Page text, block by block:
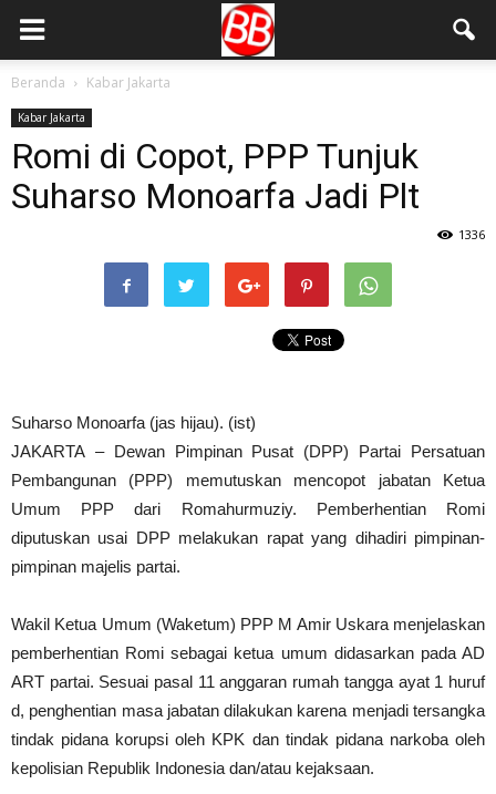
Beranda Kabar Jakarta
Kabar Jakarta
Romi di Copot, PPP Tunjuk
Suharso Monoarfa Jadi Plt
1336
Suharso Monoarfa (jas hijau). (ist)
JAKARTA – Dewan Pimpinan Pusat (DPP) Partai Persatuan
Pembangunan (PPP) memutuskan mencopot jabatan Ketua
Umum PPP dari Romahurmuziy. Pemberhentian Romi
diputuskan usai DPP melakukan rapat yang dihadiri pimpinan-
pimpinan majelis partai.
Wakil Ketua Umum (Waketum) PPP M Amir Uskara menjelaskan
pemberhentian Romi sebagai ketua umum didasarkan pada AD
ART partai. Sesuai pasal 11 anggaran rumah tangga ayat 1 huruf
d, penghentian masa jabatan dilakukan karena menjadi tersangka
tindak pidana korupsi oleh KPK dan tindak pidana narkoba oleh
kepolisian Republik Indonesia dan/atau kejaksaan.